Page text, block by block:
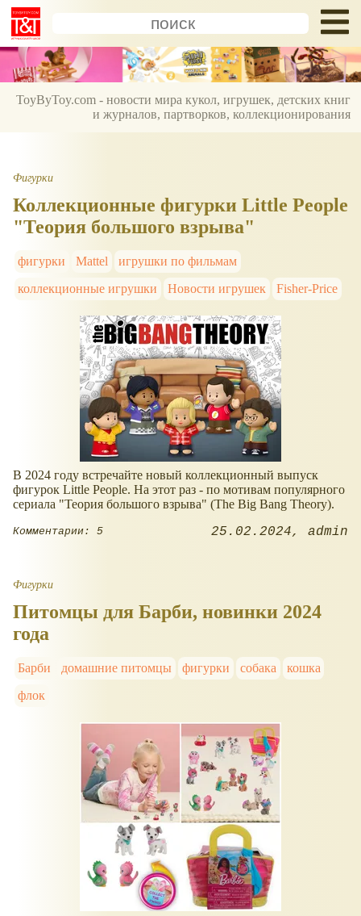
ToyByToy.com - новости мира кукол, игрушек, детских книг
и журналов, партворков, коллекционирования
Фигурки
Коллекционные фигурки Little People
"Теория большого взрыва"
фигурки Mattel
игрушки по фильмам
коллекционные игрушки
Новости игрушек Fisher-Price
В 2024 году встречайте новый коллекционный выпуск
фигурок Little People. На этот раз - по мотивам популярного
сериала "Теория большого взрыва" (The Big Bang Theory).
Комментарии: 5 25.02.2024 admin
Фигурки
Питомцы для Барби, новинки 2024
года
Барби домашние питомцы фигурки собака
кошка
флок